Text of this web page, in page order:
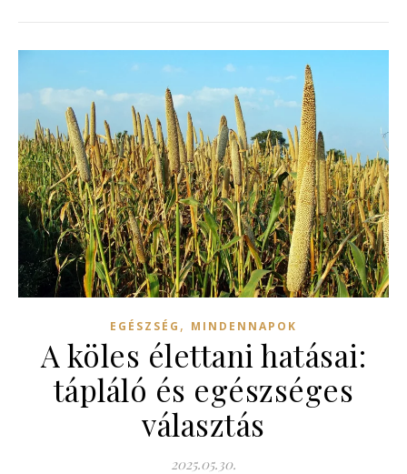
EGÉSZSÉG , MINDENNAPOK
A köles élettani hatásai:
tápláló és egészséges
választás
2025.05.30.